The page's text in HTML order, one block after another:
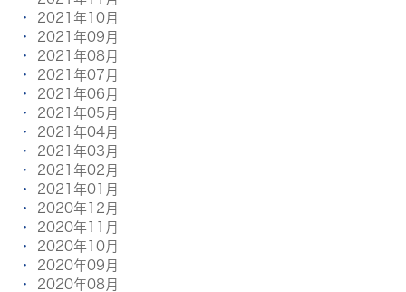
2021年10月
2021年09月
2021年08月
2021年07月
2021年06月
2021年05月
2021年04月
2021年03月
2021年02月
2021年01月
2020年12月
2020年11月
2020年10月
2020年09月
2020年08月